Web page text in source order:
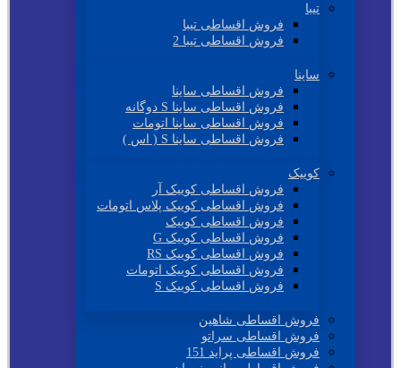
تیبا
فروش اقساطی تیبا
فروش اقساطی تیبا 2
ساینا
فروش اقساطی ساینا
فروش اقساطی ساینا S دوگانه
فروش اقساطی ساینا اتومات
فروش اقساطی ساینا S ( اس )
کوییک
فروش اقساطی کوییک آر
فروش اقساطی کوییک پلاس اتومات
فروش اقساطی کوییک
فروش اقساطی کوییک G
فروش اقساطی کوییک RS
فروش اقساطی کوییک اتومات
فروش اقساطی کوییک S
فروش اقساطی شاهین
فروش اقساطی سراتو
فروش اقساطی پراید 151